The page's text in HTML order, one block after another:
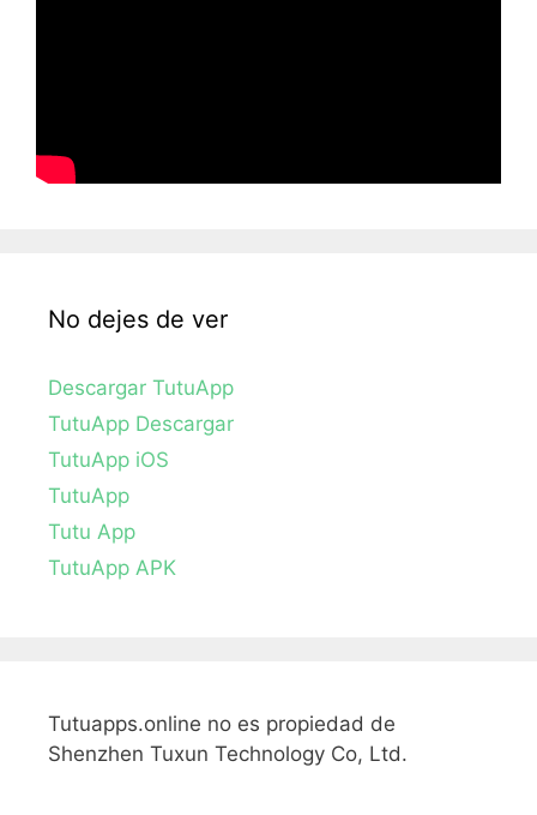
No dejes de ver
Descargar TutuApp
TutuApp Descargar
TutuApp iOS
TutuApp
Tutu App
TutuApp APK
Tutuapps.online no es propiedad de
Shenzhen Tuxun Technology Co, Ltd.